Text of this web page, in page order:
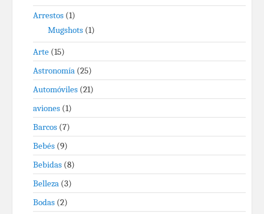
Arrestos (1)
Mugshots (1)
Arte (15)
Astronomía (25)
Automóviles (21)
aviones (1)
Barcos (7)
Bebés (9)
Bebidas (8)
Belleza (3)
Bodas (2)